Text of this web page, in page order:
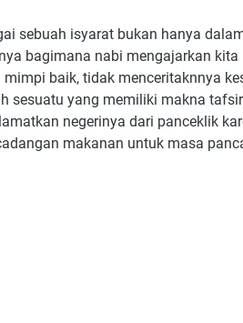
sebuah isyarat bukan hanya
bagimana nabi mengajarkan
mimpi baik, tidak menceritaknnya
sesuatu yang memiliki makna
negerinya dari panceklik
makanan untuk masa